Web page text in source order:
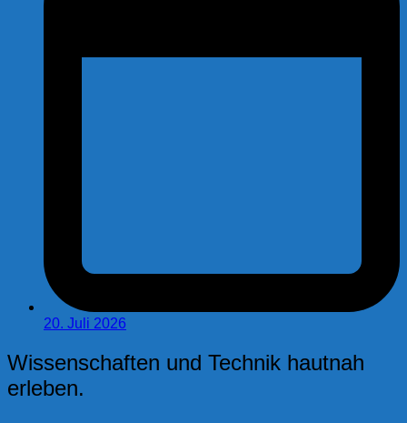
20. Juli 2026
Wissenschaften und Technik hautnah
erleben.